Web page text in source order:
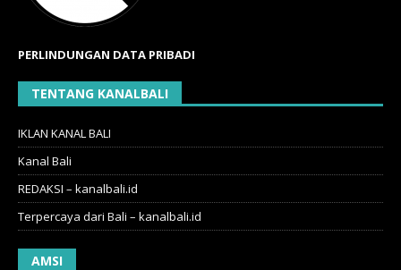
PERLINDUNGAN DATA PRIBADI
TENTANG KANALBALI
IKLAN KANAL BALI
Kanal Bali
REDAKSI – kanalbali.id
Terpercaya dari Bali – kanalbali.id
AMSI